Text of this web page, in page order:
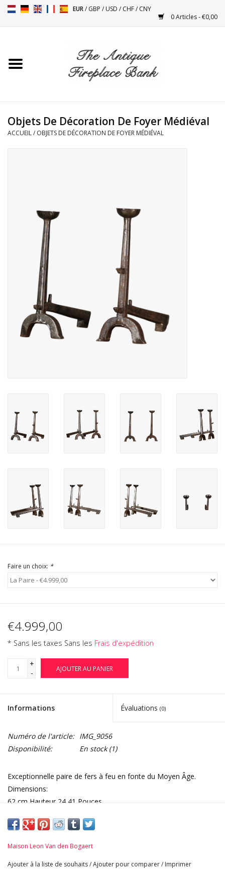
EUR/GBP /USD /CHF/CNY
0 Articles - €0,00
Cheminées Antiques
Poêles
Objets Décoratifs Pour
Aménagement Extérieur
Sols En Pierre, Terre Cuite &
Clients Satisfaits
Login
Cartes Cadeaux
Objets De Décoration De Foyer Médiéval
ACCUEIL/ OBJETS DE DÉCORATION DE FOYER MÉDIÉVAL
Faire un choix: *
€4.999,00
* Sans les taxes Sans les Frais d'expédition
+
-
AJOUTER AU PANIER
Informations Évaluations (0)
Numéro de l'article: IMG_9056
Disponibilité:
En stock(1)
Exceptionnelle paire de fers à feu en fonte du Moyen Âge.
Dimensions:
62 cm Hauteur 24,41 Pouces
57 cm Longueur 22, 44 Pouces
Maison Leon Van den Bogaert
Ajouter à la liste de souhaits/Ajouter pour comparer/ Imprimer